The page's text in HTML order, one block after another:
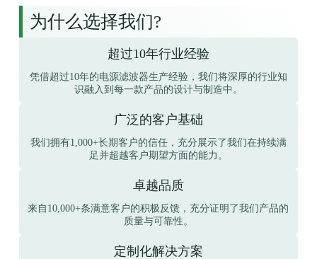
为什么选择我们?
超过10年行业经验
凭借超过10年的电源滤波器生产经验，我们将深厚的行业知
识融入到每一款产品的设计与制造中。
广泛的客户基础
我们拥有1,000+长期客户的信任，充分展示了我们在持续满
足并超越客户期望方面的能力。
卓越品质
来自10,000+条满意客户的积极反馈，充分证明了我们产品的
质量与可靠性。
定制化解决方案